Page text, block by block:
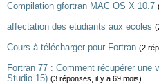
Compilation gfortran MAC OS X 10.7
affectation des etudiants aux ecoles
Cours à télécharger pour Fortran (2
Fortran 77 : Comment récupérer une
Studio 15) (3 réponses, il y a 69 mois)